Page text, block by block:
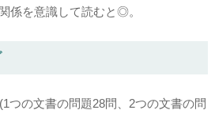
係を意識して読むと◎。
の文書の問題28問、2つの文書の問